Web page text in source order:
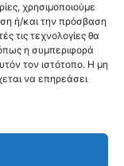
χρησιμοποιούμε
ή/και την πρόσβαση
τις τεχνολογίες θα
η συμπεριφορά
τον ιστότοπο. Η μη
να επηρεάσει
332
328
303
243